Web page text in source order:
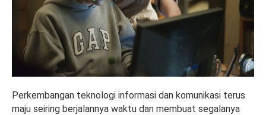
Perkembangan teknologi informasi dan komunikasi terus
maju seiring berjalannya waktu dan membuat segalanya